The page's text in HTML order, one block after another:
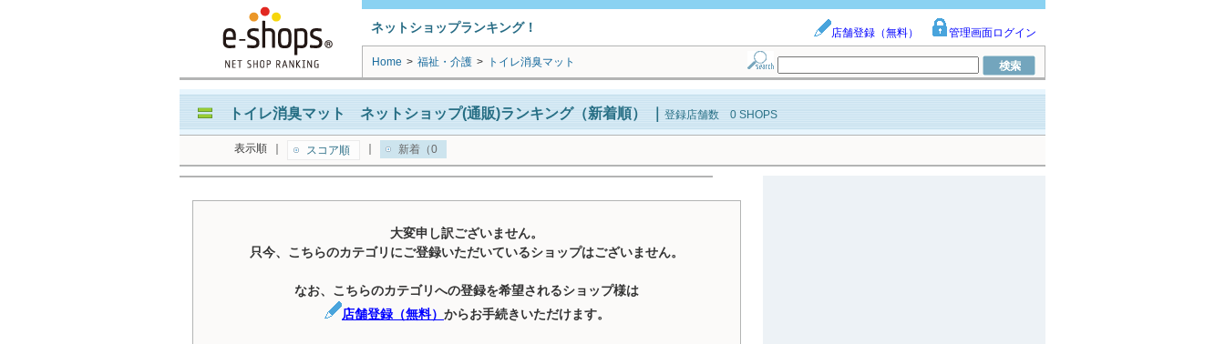
ネットショップランキング！ 店舗登録（無料） 管理画面ログイン
Home > 福祉・介護 > トイレ消臭マット
トイレ消臭マット ネットショップ(通販)ランキング（新着順） 登録店舗数 0 SHOPS
表示順 スコア順 新着（0
大変申し訳ございません。
只今、こちらのカテゴリにご登録いただいているショップはございません。
なお、こちらのカテゴリへの登録を希望されるショップ様は
店舗登録（無料） からお手続きいただけます。